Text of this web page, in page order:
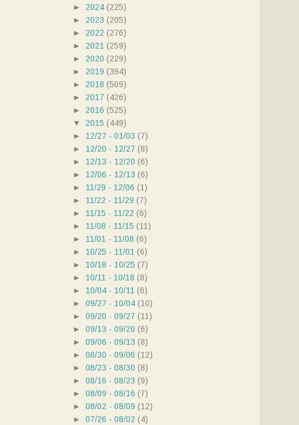
► 2024 (225)
► 2023 (205)
► 2022 (276)
► 2021 (259)
► 2020 (229)
► 2019 (394)
► 2018 (509)
► 2017 (426)
► 2016 (525)
▼
2015 (449)
► 12/27 - 01/03 (7)
► 12/20 - 12/27 (8)
► 12/13 - 12/20 (6)
► 12/06 - 12/13 (6)
► 11/29 - 12/06 (1)
► 11/22 - 11/29 (7)
► 11/15 - 11/22 (6)
► 11/08 - 11/15 (11)
► 11/01 - 11/08 (6)
► 10/25 - 11/01 (6)
► 10/18 - 10/25 (7)
► 10/11 - 10/18 (8)
► 10/04 - 10/11 (6)
► 09/27 - 10/04 (10)
► 09/20 - 09/27 (11)
► 09/13 - 09/20 (6)
► 09/06 - 09/13 (8)
► 08/30 - 09/06 (12)
► 08/23 - 08/30 (8)
► 08/16 - 08/23 (9)
► 08/09 - 08/16 (7)
► 08/02 - 08/09 (12)
► 07/26 - 08/02 (4)